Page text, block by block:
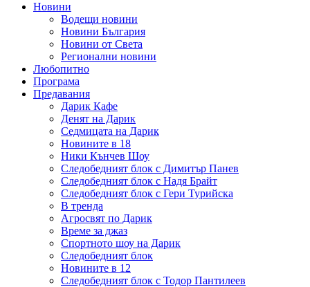
Новини
Водещи новини
Новини България
Новини от Света
Регионални новини
Любопитно
Програма
Предавания
Дарик Кафе
Денят на Дарик
Седмицата на Дарик
Новините в 18
Ники Кънчев Шоу
Следобедният блок с Димитър Панев
Следобедният блок с Надя Брайт
Следобедният блок с Гери Турийска
В тренда
Агросвят по Дарик
Време за джаз
Спортното шоу на Дарик
Следобедният блок
Новините в 12
Следобедният блок с Тодор Пантилеев